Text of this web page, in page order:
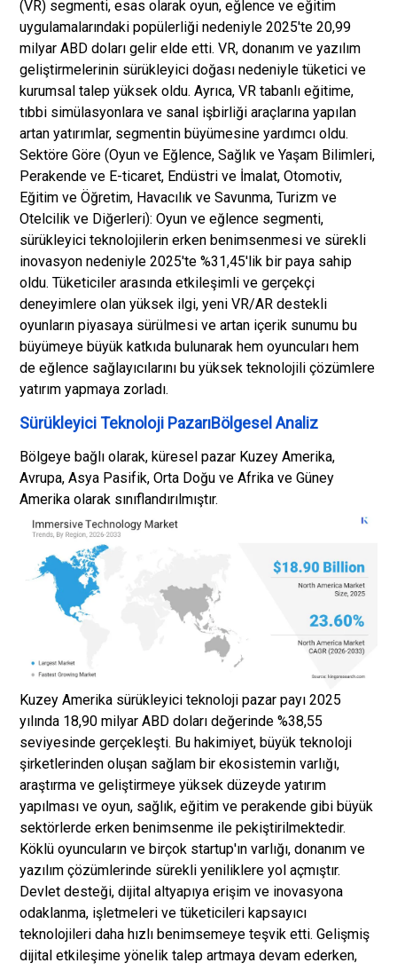
(VR) segmenti, esas olarak oyun, eğlence ve eğitim
uygulamalarındaki popülerliği nedeniyle 2025'te 20,99
milyar ABD doları gelir elde etti. VR, donanım ve yazılım
geliştirmelerinin sürükleyici doğası nedeniyle tüketici ve
kurumsal talep yüksek oldu. Ayrıca, VR tabanlı eğitime,
tıbbi simülasyonlara ve sanal işbirliği araçlarına yapılan
artan yatırımlar, segmentin büyümesine yardımcı oldu.
Sektöre Göre (Oyun ve Eğlence, Sağlık ve Yaşam Bilimleri,
Perakende ve E-ticaret, Endüstri ve İmalat, Otomotiv,
Eğitim ve Öğretim, Havacılık ve Savunma, Turizm ve
Otelcilik ve Diğerleri): Oyun ve eğlence segmenti,
sürükleyici teknolojilerin erken benimsenmesi ve sürekli
inovasyon nedeniyle 2025'te %31,45'lik bir paya sahip
oldu. Tüketiciler arasında etkileşimli ve gerçekçi
deneyimlere olan yüksek ilgi, yeni VR/AR destekli
oyunların piyasaya sürülmesi ve artan içerik sunumu bu
büyümeye büyük katkıda bulunarak hem oyuncuları hem
de eğlence sağlayıcılarını bu yüksek teknolojili çözümlere
yatırım yapmaya zorladı.
Sürükleyici Teknoloji PazarıBölgesel Analiz
Bölgeye bağlı olarak, küresel pazar Kuzey Amerika,
Avrupa, Asya Pasifik, Orta Doğu ve Afrika ve Güney
Amerika olarak sınıflandırılmıştır.
Kuzey Amerika sürükleyici teknoloji pazar payı 2025
yılında 18,90 milyar ABD doları değerinde %38,55
seviyesinde gerçekleşti. Bu hakimiyet, büyük teknoloji
şirketlerinden oluşan sağlam bir ekosistemin varlığı,
araştırma ve geliştirmeye yüksek düzeyde yatırım
yapılması ve oyun, sağlık, eğitim ve perakende gibi büyük
sektörlerde erken benimsenme ile pekiştirilmektedir.
Köklü oyuncuların ve birçok startup'ın varlığı, donanım ve
yazılım çözümlerinde sürekli yeniliklere yol açmıştır.
Devlet desteği, dijital altyapıya erişim ve inovasyona
odaklanma, işletmeleri ve tüketicileri kapsayıcı
teknolojileri daha hızlı benimsemeye teşvik etti. Gelişmiş
dijital etkileşime yönelik talep artmaya devam ederken,